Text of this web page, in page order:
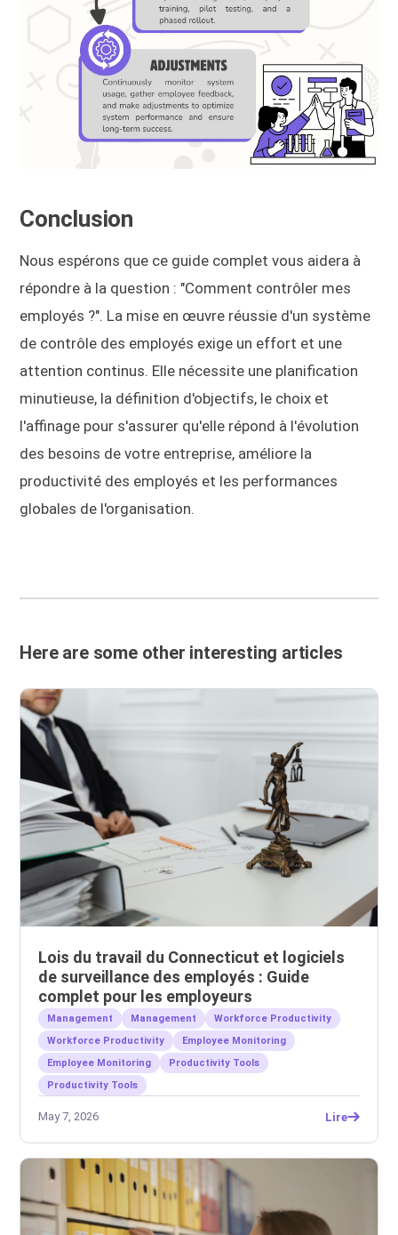
Conclusion
Nous espérons que ce guide complet vous aidera à
répondre à la question : "Comment contrôler mes
employés ?". La mise en œuvre réussie d'un système
de contrôle des employés exige un effort et une
attention continus. Elle nécessite une planification
minutieuse, la définition d'objectifs, le choix et
l'affinage pour s'assurer qu'elle répond à l'évolution
des besoins de votre entreprise, améliore la
productivité des employés et les performances
globales de l'organisation.
Here are some other interesting articles
Lois du travail du Connecticut et logiciels
de surveillance des employés : Guide
complet pour les employeurs
Management Management
Workforce Productivity
Workforce Productivity
Employee Monitoring
Employee Monitoring
Productivity Tools
Productivity Tools
May 7, 2026 Lire